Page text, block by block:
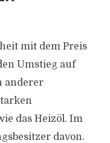
mit dem Preis
Umstieg auf
anderer
das Heizöl. Im
davon.